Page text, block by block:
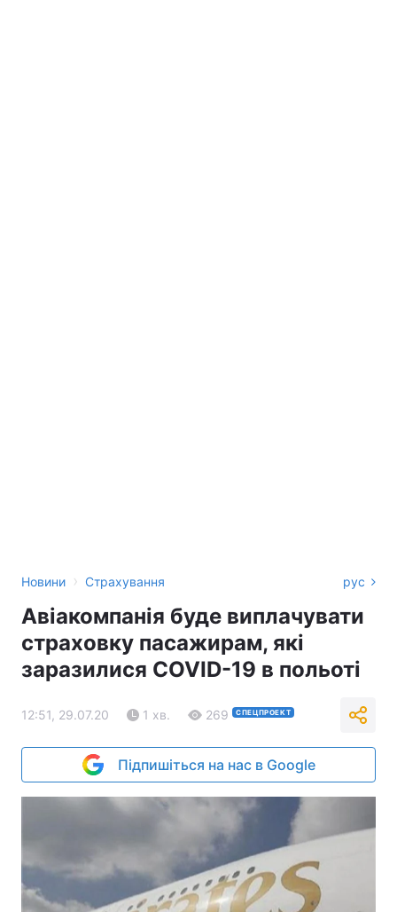
Новини › Страхування рус
Авіакомпанія буде виплачувати
страховку пасажирам, які
заразилися COVID-19 в польоті
12:51, 29.07.20 1 хв. 269 СПЕЦПРОЕКТ
Підпишіться на нас в Google